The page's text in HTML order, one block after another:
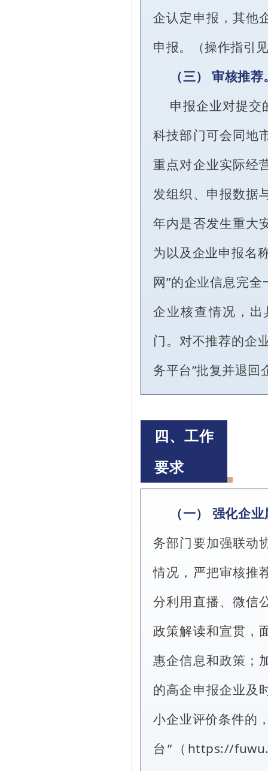
企认定申报，其他
申报。（操作指引
（三） 审核推荐
申报企业对提交
科技部门可会同地
重点对企业实际经
发组织、申报数据
年内是否发生重大
为以及企业申报名
网”的企业信息完
企业核查情况，
门。对不推荐的企
务平台”批复并退回
四、工作
要求
（一） 强化企
务部门要加强联动
情况，严把审核推
分利用直播、微信
政策解读和宣贯，
惠企信息和政策；
的高企申报企业及
小企业评价条件的
台”（https://